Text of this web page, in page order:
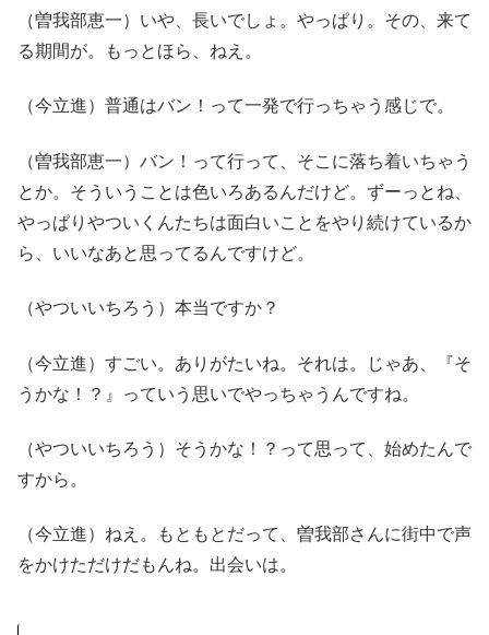
（曽我部恵一）いや、長いでしょ。やっぱり。その、来て
る期間が。もっとほら、ねえ。
（今立進）普通はバン！って一発で行っちゃう感じで。
（曽我部恵一）バン！って行って、そこに落ち着いちゃう
とか。そういうことは色いろあるんだけど。ずーっとね、
やっぱりやついくんたちは面白いことをやり続けているか
ら、いいなあと思ってるんですけど。
（やついいちろう）本当ですか？
（今立進）すごい。ありがたいね。それは。じゃあ、『そ
うかな！？』っていう思いでやっちゃうんですね。
（やついいちろう）そうかな！？って思って、始めたんで
すから。
（今立進）ねえ。もともとだって、曽我部さんに街中で声
をかけただけだもんね。出会いは。